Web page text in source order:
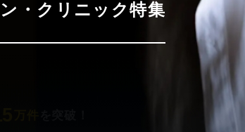
・クリニック特集